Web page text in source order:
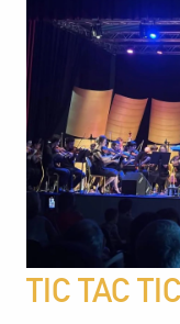
TIC TAC